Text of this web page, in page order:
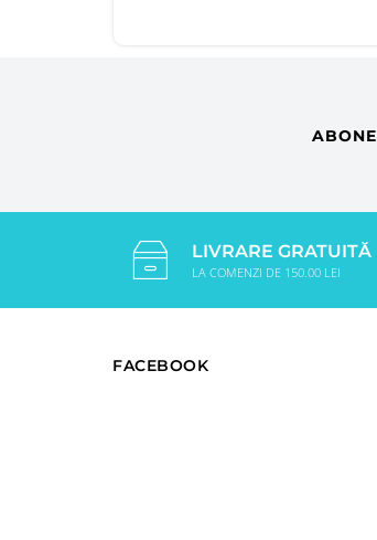
LIVRARE GRATUITĂ
LA COMENZI DE 150.00 LEI
FACEBOOK